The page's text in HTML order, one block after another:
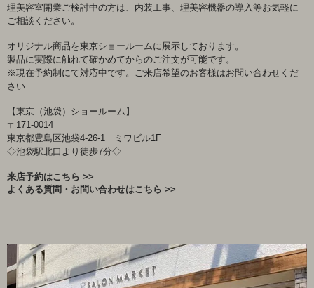
理美容室開業ご検討中の方は、内装工事、理美容機器の導入等お気軽に
ご相談ください。
オリジナル商品を東京ショールームに展示しております。
製品に実際に触れて確かめてからのご注文が可能です。
※現在予約制にて対応中です。ご来店希望のお客様はお問い合わせくだ
さい
【東京（池袋）ショールーム】
〒171-0014
東京都豊島区池袋4-26-1 ミワビル1F
◇池袋駅北口より徒歩7分◇
来店予約はこちら >>
よくある質問・お問い合わせはこちら >>